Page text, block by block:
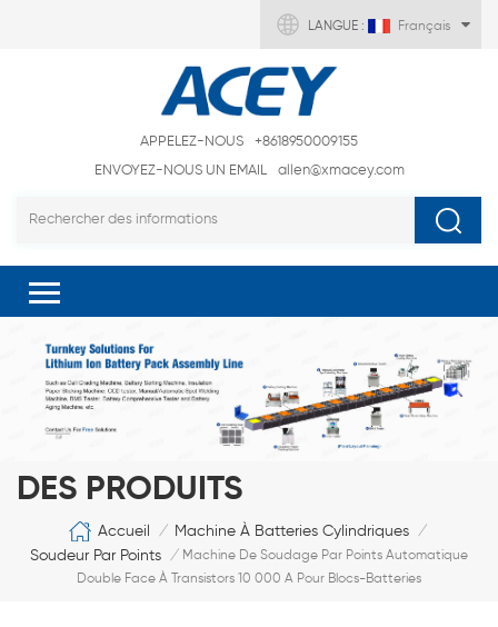
LANGUE : Français
APPELEZ-NOUS
+8618950009155
ENVOYEZ-NOUS UN EMAIL
allen@xmacey.com
DES PRODUITS
Accueil / Machine À Batteries Cylindriques /
Soudeur Par Points / Machine De Soudage Par Points Automatique
Double Face À Transistors 10 000 A Pour Blocs-Batteries